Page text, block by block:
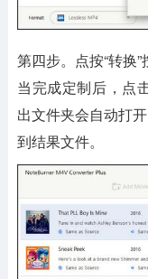
第四步。点按“转换
当完成定制后，点
出文件夹会自动打
到结果文件。